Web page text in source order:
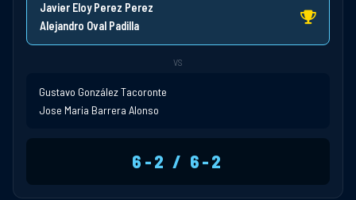
Javier Eloy Perez Perez
Alejandro Oval Padilla
VS
Gustavo González Tacoronte
Jose Maria Barrera Alonso
6-2 / 6-2